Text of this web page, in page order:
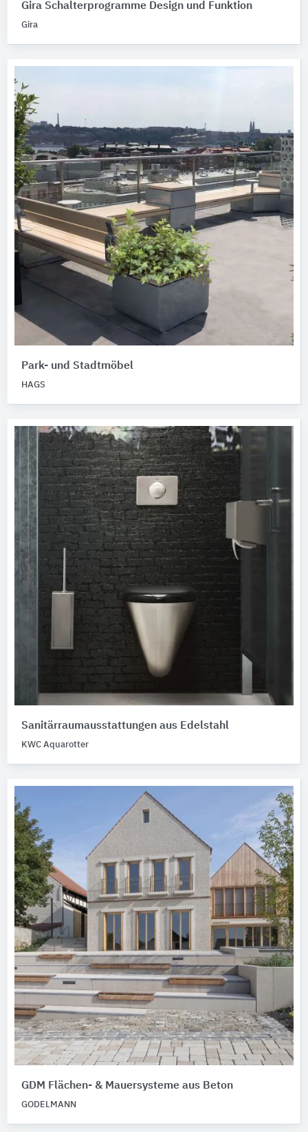
Gira Schalterprogramme Design und Funktion
Gira
Park- und Stadtmöbel
HAGS
Sanitärraumausstattungen aus Edelstahl
KWC Aquarotter
GDM Flächen- & Mauersysteme aus Beton
GODELMANN